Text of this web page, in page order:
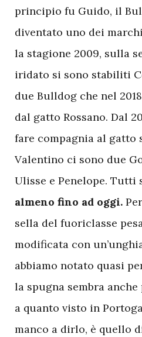
principio fu Guido, il
diventato uno dei
la stagione 2009, sulla
iridato si sono stabiliti
due Bulldog che nel
dal gatto Rossano. Dal
fare compagnia al gatto
Valentino ci sono due
Ulisse e Penelope. Tutti
almeno fino ad oggi.
sella del fuoriclasse
modificata con
abbiamo notato quasi
la spugna sembra
a quanto visto in
manco a dirlo, è quello